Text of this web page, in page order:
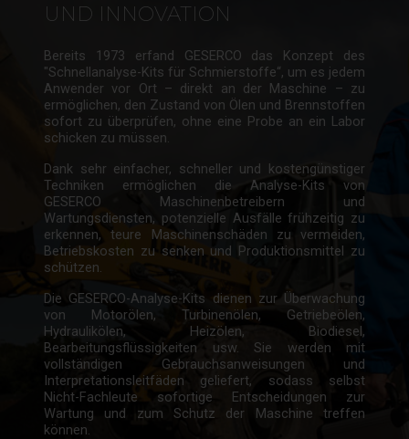
UND INNOVATION
Bereits 1973 erfand GESERCO das Konzept des
"Schnellanalyse-Kits für Schmierstoffe“, um es jedem
Anwender vor Ort – direkt an der Maschine – zu
ermöglichen, den Zustand von Ölen und Brennstoffen
sofort zu überprüfen, ohne eine Probe an ein Labor
schicken zu müssen.
Dank sehr einfacher, schneller und kostengünstiger
Techniken ermöglichen die Analyse-Kits von
GESERCO Maschinenbetreibern und
Wartungsdiensten, potenzielle Ausfälle frühzeitig zu
erkennen, teure Maschinenschäden zu vermeiden,
Betriebskosten zu senken und Produktionsmittel zu
schützen.
Die GESERCO-Analyse-Kits dienen zur Überwachung
von Motorölen, Turbinenölen, Getriebeölen,
Hydraulikölen, Heizölen, Biodiesel,
Bearbeitungsflüssigkeiten usw. Sie werden mit
vollständigen Gebrauchsanweisungen und
Interpretationsleitfäden geliefert, sodass selbst
Nicht-Fachleute sofortige Entscheidungen zur
Wartung und zum Schutz der Maschine treffen
können.